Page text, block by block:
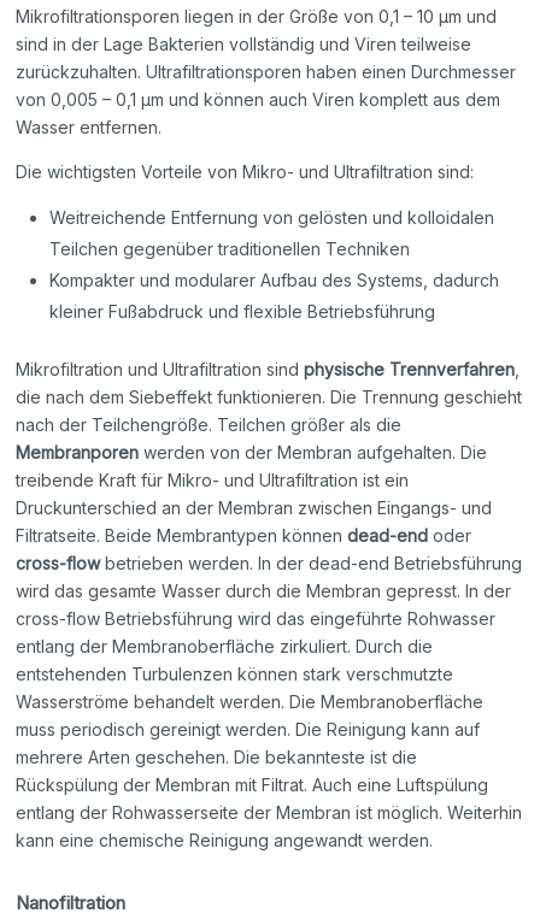
Mikrofiltrationsporen liegen in der Größe von 0,1 – 10 µm und
sind in der Lage Bakterien vollständig und Viren teilweise
zurückzuhalten. Ultrafiltrationsporen haben einen Durchmesser
von 0,005 – 0,1 µm und können auch Viren komplett aus dem
Wasser entfernen.
Die wichtigsten Vorteile von Mikro- und Ultrafiltration sind:
Weitreichende Entfernung von gelösten und kolloidalen
Teilchen gegenüber traditionellen Techniken
Kompakter und modularer Aufbau des Systems, dadurch
kleiner Fußabdruck und flexible Betriebsführung
Mikrofiltration und Ultrafiltration sindphysische Trennverfahren
die nach dem Siebeffekt funktionieren. Die Trennung geschieht
nach der Teilchengröße. Teilchen größer als die
Membranporen werden von der Membran aufgehalten. Die
treibende Kraft für Mikro- und Ultrafiltration ist ein
Druckunterschied an der Membran zwischen Eingangs- und
Filtratseite. Beide Membrantypen könnendead-end oder
cross-flowbetrieben werden. In der dead-end Betriebsführung
wird das gesamte Wasser durch die Membran gepresst. In der
cross-flow Betriebsführung wird das eingeführte Rohwasser
entlang der Membranoberfläche zirkuliert. Durch die
entstehenden Turbulenzen können stark verschmutzte
Wasserströme behandelt werden. Die Membranoberfläche
muss periodisch gereinigt werden. Die Reinigung kann auf
mehrere Arten geschehen. Die bekannteste ist die
Rückspülung der Membran mit Filtrat. Auch eine Luftspülung
entlang der Rohwasserseite der Membran ist möglich. Weiterhin
kann eine chemische Reinigung angewandt werden.
Nanofiltration